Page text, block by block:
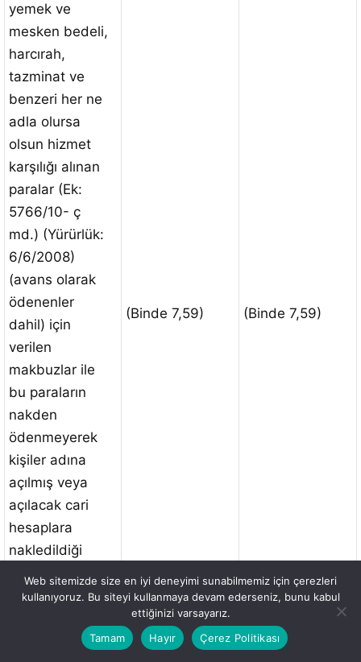
yemek ve
mesken bedeli,
harcırah,
tazminat ve
benzeri her ne
adla olursa
olsun hizmet
karşılığı alınan
paralar (Ek:
5766/10- ç
md.) (Yürürlük:
6/6/2008)
(avans olarak
ödenenler
dahil) için
verilen
makbuzlar ile
bu paraların
nakden
ödenmeyerek
kişiler adına
açılmış veya
açılacak cari
hesaplara
nakledildiği
veya emir ve
havalelerine
(Binde 7,59) (Binde 7,59)
Web sitemizde size en iyi deneyimi sunabilmemiz için çerezleri
kullanıyoruz. Bu siteyi kullanmaya devam ederseniz, bunu kabul
ettiğinizi varsayarız.
Tamam
Hayır Çerez Politikası